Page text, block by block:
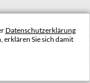
Datenschutzerklärung
erklären Sie sich damit